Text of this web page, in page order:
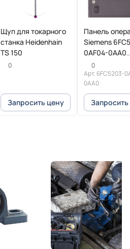
Щуп для токарного
станка Heidenhain
TS 150
0
Запросить цену
Панель
Siemens
0AF04-0AA0
SINUMERIK
0
Арт. 6FC5203-
0AA0